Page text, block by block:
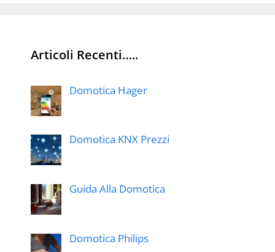
Articoli Recenti…..
Domotica Hager
Domotica KNX Prezzi
Guida Alla Domotica
Domotica Philips